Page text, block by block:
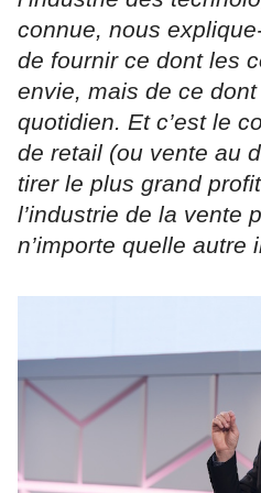
connue, nous
de fournir ce dont les
envie, mais de ce
quotidien. Et c’est le
de retail (ou vente au
tirer le plus grand
l’industrie de la vente
n’importe quelle autre